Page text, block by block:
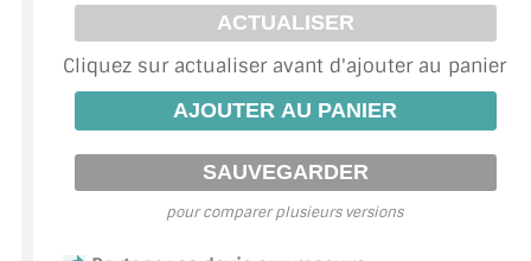
VERRIÈRE TYPE ATELIER
VERRES TEXTURÉS
PLEXIGLAS PMMA
Cliquez sur actualiser avant d'ajouter au panier
pour comparer plusieurs versions